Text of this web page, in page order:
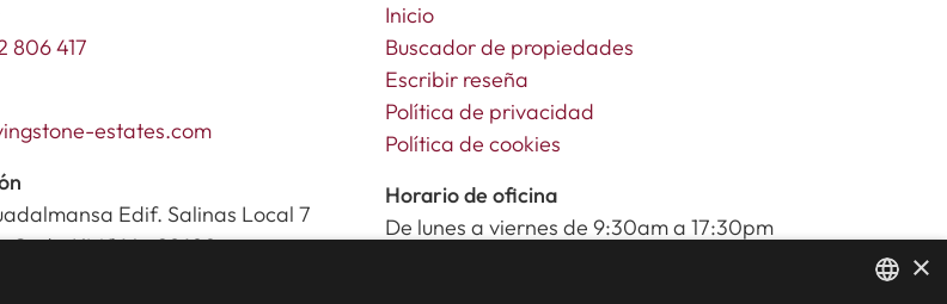
806 417
estates.com
Edif. Salinas Local 7
Cadiz KM 164 , 29680
Inicio
Buscador de propiedades
Escribir reseña
Política de privacidad
Política de cookies
Horario de oficina
De lunes a viernes de 9:30am a 17:30pm
×